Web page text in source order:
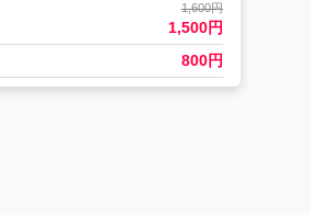
1,600円
1,500円
800円